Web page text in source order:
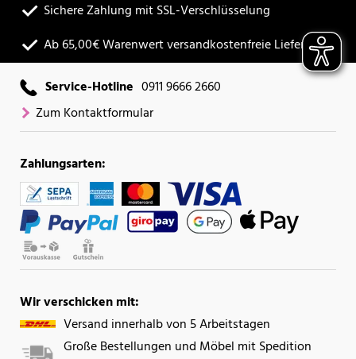
Sichere Zahlung mit SSL-Verschlüsselung
Ab 65,00€ Warenwert versandkostenfreie Lieferung
Service-Hotline 0911 9666 2660
Zum Kontaktformular
Zahlungsarten:
Wir verschicken mit:
Versand innerhalb von 5 Arbeitstagen
Große Bestellungen und Möbel mit Spedition